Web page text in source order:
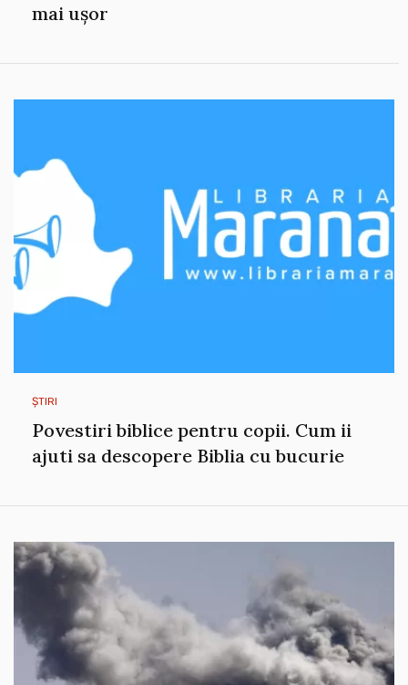
mai ușor
ȘTIRI
Povestiri biblice pentru copii. Cum ii
ajuti sa descopere Biblia cu bucurie